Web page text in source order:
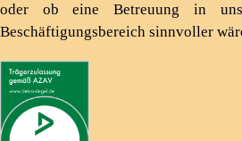
oder ob eine Betreuung in
Beschäftigungsbereich sinnvoller